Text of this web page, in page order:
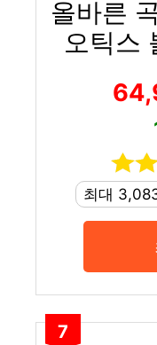
올바른
오틱스
최대
7